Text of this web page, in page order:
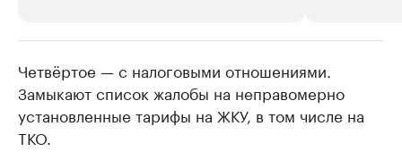
Крупнейшие производители и
продавцы медийной продукции
Ознакомьтесь с информацией в каталоге
Страховые
Четвёртое — с налоговыми отношениями.
Замыкают список жалобы на неправомерно
установленные тарифы на ЖКУ, в том числе на
ТКО.